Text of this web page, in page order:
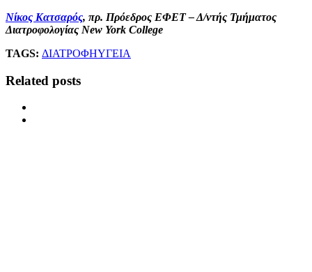
Νίκος Κατσαρός, πρ. Πρόεδρος ΕΦΕΤ – Δ/ντής Τμήματος
Διατροφολογίας New York College
TAGS: ΔΙΑΤΡΟΦΗΥΓΕΙΑ
Related posts